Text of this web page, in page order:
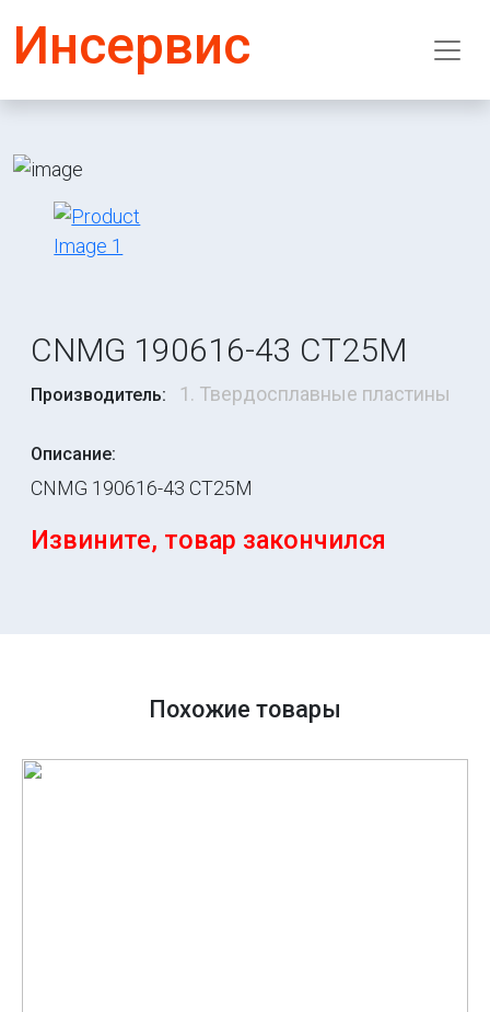
Инсервис
CNMG 190616-43 CT25M
Производитель: 1. Твердосплавные пластины
Описание:
CNMG 190616-43 CT25M
Извините, товар закончился
Похожие товары